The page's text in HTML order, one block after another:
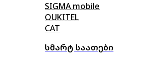
SIGMA mobile
OUKITEL
CAT
სმარტ საათები